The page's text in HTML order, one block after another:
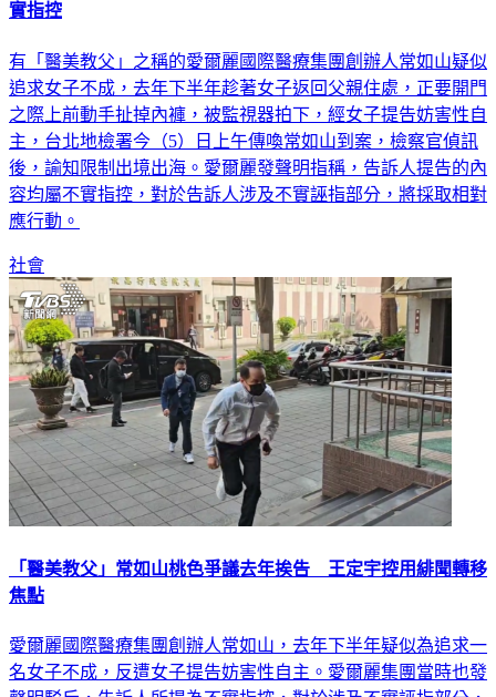
「醫美教父」常如山傳性侵疑雲遭限制出境 愛爾麗發聲駁不
有「醫美教父」之稱的愛爾麗國際醫療集團創辦人常如山疑似
追求女子不成，去年下半年趁著女子返回父親住處，正要開門
之際上前動手扯掉內褲，被監視器拍下，經女子提告妨害性自
主，台北地檢署今（5）日上午傳喚常如山到案，檢察官偵訊
後，諭知限制出境出海。愛爾麗發聲明指稱，告訴人提告的內
容均屬不實指控，對於告訴人涉及不實誣指部分，將採取相對
社會
「醫美教父」常如山桃色爭議去年挨告 王定宇控用緋聞轉移
愛爾麗國際醫療集團創辦人常如山，去年下半年疑似為追求一